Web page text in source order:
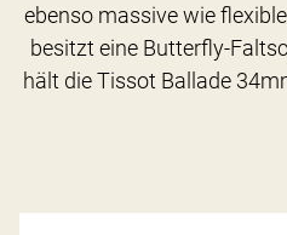
ebenso massive wie
besitzt eine Butterfly-
hält die Tissot Ballade